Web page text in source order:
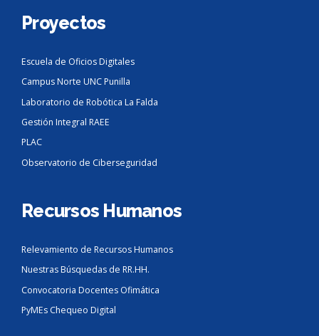
Proyectos
Escuela de Oficios Digitales
Campus Norte UNC Punilla
Laboratorio de Robótica La Falda
Gestión Integral RAEE
PLAC
Observatorio de Ciberseguridad
Recursos Humanos
Relevamiento de Recursos Humanos
Nuestras Búsquedas de RR.HH.
Convocatoria Docentes Ofimática
PyMEs Chequeo Digital